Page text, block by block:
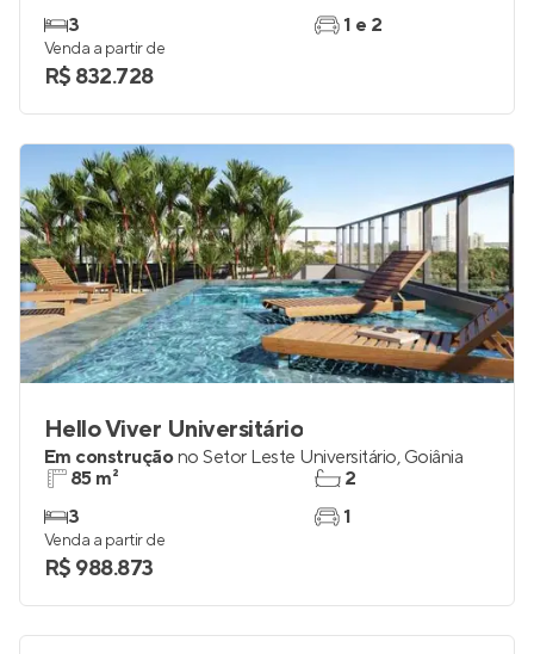
3
1 e 2
Venda a partir de
R$ 832.728
Hello Viver Universitário
Em construçãono Setor Leste Universitário, Goiânia
85 m²
3
2
1
Venda a partir de
R$ 988.873